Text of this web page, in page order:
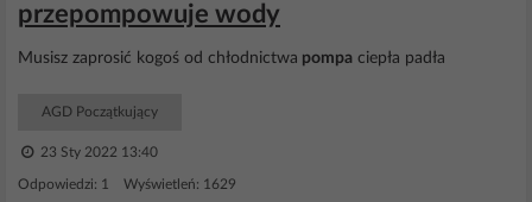
przepompowuje wody
Musisz zaprosić kogoś od chłodnictwa pompa ciepła padła
AGD Początkujący
23 Sty 2022 13:40
Odpowiedzi: 1 Wyświetleń: 1629